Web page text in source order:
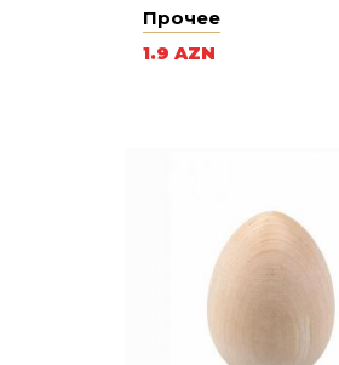
Прочее
1.9 AZN